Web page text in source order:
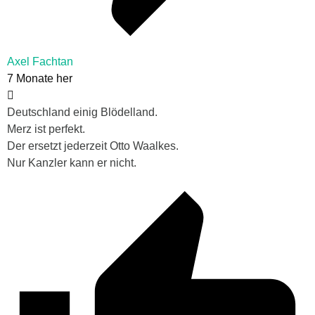
Axel Fachtan
7 Monate her
Deutschland einig Blödelland.
Merz ist perfekt.
Der ersetzt jederzeit Otto Waalkes.
Nur Kanzler kann er nicht.